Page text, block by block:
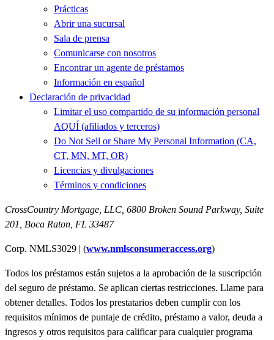
Prácticas
Abrir una sucursal
Sala de prensa
Comunicarse con nosotros
Encontrar un agente de préstamos
Información en español
Declaración de privacidad
Limitar el uso compartido de su información personal
AQUÍ (afiliados y terceros)
Do Not Sell or Share My Personal Information (CA,
CT, MN, MT, OR)
Licencias y divulgaciones
Términos y condiciones
CrossCountry Mortgage, LLC, 6800 Broken Sound Parkway, Suite
201
Boca Raton, FL 33487
Corp. NMLS3029 | (www.nmlsconsumeraccess.org)
Todos los préstamos están sujetos a la aprobación de la suscripción
del seguro de préstamo. Se aplican ciertas restricciones. Llame para
obtener detalles. Todos los prestatarios deben cumplir con los
requisitos mínimos de puntaje de crédito, préstamo a valor, deuda a
ingresos y otros requisitos para calificar para cualquier programa